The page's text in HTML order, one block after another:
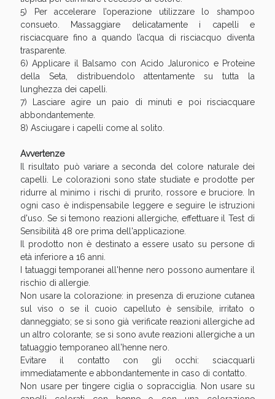
5) Per accelerare l’operazione utilizzare lo shampoo
consueto. Massaggiare delicatamente i capelli e
risciacquare fino a quando l’acqua di risciacquo diventa
trasparente.
6) Applicare il Balsamo con Acido Jaluronico e Proteine
della Seta, distribuendolo attentamente su tutta la
lunghezza dei capelli.
7) Lasciare agire un paio di minuti e poi risciacquare
abbondantemente.
8) Asciugare i capelli come al solito.
Avvertenze
Il risultato può variare a seconda del colore naturale dei
capelli. Le colorazioni sono state studiate e prodotte per
ridurre al minimo i rischi di prurito, rossore e bruciore. In
ogni caso è indispensabile leggere e seguire le istruzioni
d'uso. Se si temono reazioni allergiche, effettuare il Test di
Sensibilità 48 ore prima dell'applicazione.
Il prodotto non è destinato a essere usato su persone di
età inferiore a 16 anni.
I tatuaggi temporanei all'henne nero possono aumentare il
rischio di allergie.
Non usare la colorazione: in presenza di eruzione cutanea
sul viso o se il cuoio capelluto è sensibile, irritato o
danneggiato; se si sono già verificate reazioni allergiche ad
un altro colorante; se si sono avute reazioni allergiche a un
tatuaggio temporaneo all'henne nero.
Evitare il contatto con gli occhi: sciacquarli
immediatamente e abbondantemente in caso di contatto.
Non usare per tingere ciglia o sopracciglia. Non usare su